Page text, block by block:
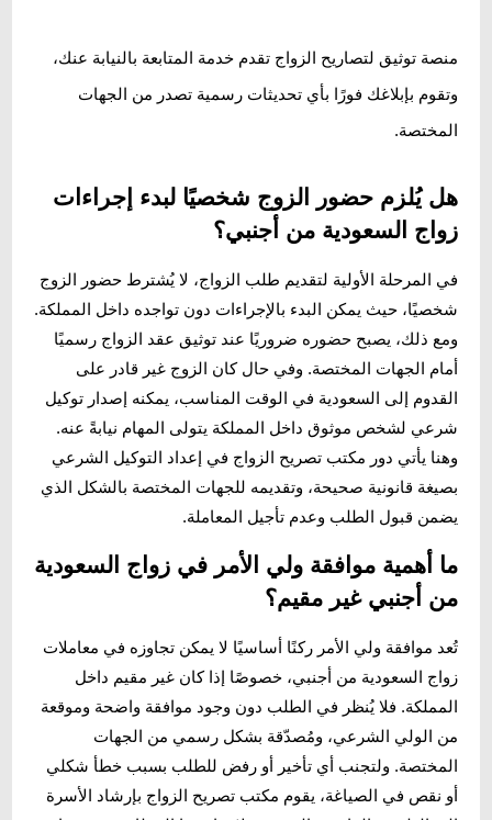
منصة توثيق لتصاريح الزواج تقدم خدمة المتابعة بالنيابة عنك،
وتقوم بإبلاغك فورًا بأي تحديثات رسمية تصدر من الجهات
المختصة.
هل يُلزم حضور الزوج شخصيًا لبدء إجراءات
زواج السعودية من أجنبي؟
في المرحلة الأولية لتقديم طلب الزواج، لا يُشترط حضور الزوج
شخصيًا، حيث يمكن البدء بالإجراءات دون تواجده داخل المملكة.
ومع ذلك، يصبح حضوره ضروريًا عند توثيق عقد الزواج رسميًا
أمام الجهات المختصة. وفي حال كان الزوج غير قادر على
القدوم إلى السعودية في الوقت المناسب، يمكنه إصدار توكيل
شرعي لشخص موثوق داخل المملكة يتولى المهام نيابةً عنه.
وهنا يأتي دور مكتب تصريح الزواج في إعداد التوكيل الشرعي
بصيغة قانونية صحيحة، وتقديمه للجهات المختصة بالشكل الذي
يضمن قبول الطلب وعدم تأجيل المعاملة.
ما أهمية موافقة ولي الأمر في زواج السعودية
من أجنبي غير مقيم؟
تُعد موافقة ولي الأمر ركنًا أساسيًا لا يمكن تجاوزه في معاملات
زواج السعودية من أجنبي، خصوصًا إذا كان غير مقيم داخل
المملكة. فلا يُنظر في الطلب دون وجود موافقة واضحة وموقعة
من الولي الشرعي، ومُصدّقة بشكل رسمي من الجهات
المختصة. ولتجنب أي تأخير أو رفض للطلب بسبب خطأ شكلي
أو نقص في الصياغة، يقوم مكتب تصريح الزواج بإرشاد الأسرة